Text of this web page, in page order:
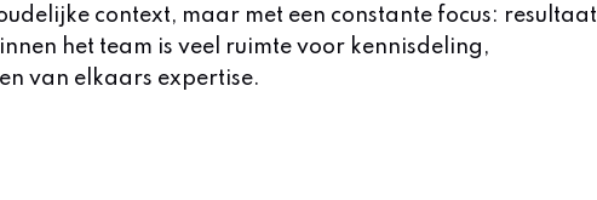
context, maar met een constante focus: resultaat
het team is veel ruimte voor kennisdeling,
van elkaars expertise.